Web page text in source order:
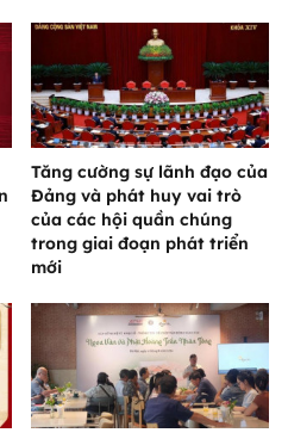
Tăng cường sự lãnh đạo của
Đảng và phát huy vai trò
của các hội quần chúng
trong giai đoạn phát triển
mới